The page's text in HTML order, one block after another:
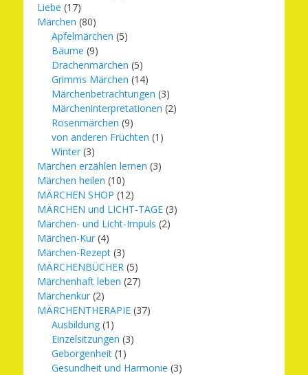
Liebe (17)
Märchen (80)
Apfelmärchen (5)
Bäume (9)
Drachenmärchen (5)
Grimms Märchen (14)
Märchenbetrachtungen (3)
Märcheninterpretationen (2)
Rosenmärchen (9)
von anderen Früchten (1)
Winter (3)
Märchen erzählen lernen (3)
Märchen heilen (10)
MÄRCHEN SHOP (12)
MÄRCHEN und LICHT-TAGE (3)
Märchen- und Licht-Impuls (2)
Märchen-Kur (4)
Märchen-Rezept (3)
MÄRCHENBÜCHER (5)
Märchenhaft leben (27)
Märchenkur (2)
MÄRCHENTHERAPIE (37)
Ausbildung (1)
Einzelsitzungen (3)
Geborgenheit (1)
Gesundheit und Harmonie (3)